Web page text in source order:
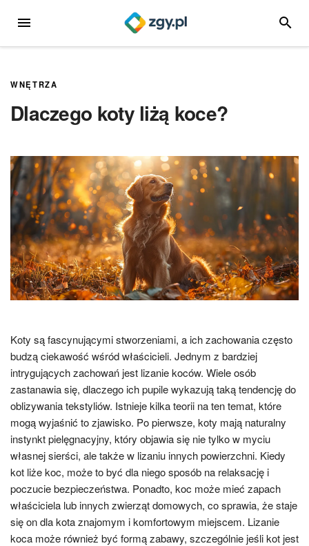
MENU
WNĘTRZA
Dlaczego koty liżą koce?
Koty są fascynującymi stworzeniami, a ich zachowania często
budzą ciekawość wśród właścicieli. Jednym z bardziej
intrygujących zachowań jest lizanie koców. Wiele osób
zastanawia się, dlaczego ich pupile wykazują taką tendencję do
oblizywania tekstyliów. Istnieje kilka teorii na ten temat, które
mogą wyjaśnić to zjawisko. Po pierwsze, koty mają naturalny
instynkt pielęgnacyjny, który objawia się nie tylko w myciu
własnej sierści, ale także w lizaniu innych powierzchni. Kiedy
kot liże koc, może to być dla niego sposób na relaksację i
poczucie bezpieczeństwa. Ponadto, koc może mieć zapach
właściciela lub innych zwierząt domowych, co sprawia, że staje
się on dla kota znajomym i komfortowym miejscem. Lizanie
koca może również być formą zabawy, szczególnie jeśli kot jest